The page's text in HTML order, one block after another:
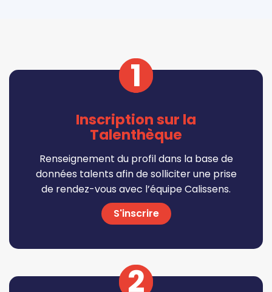
1
Inscription sur la
Talenthèque
Renseignement du profil dans la base de
données talents afin de solliciter une prise
de rendez-vous avec l’équipe Calissens.
S'inscrire
2